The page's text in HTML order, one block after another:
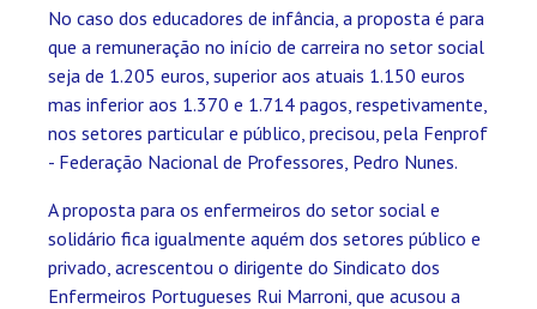
No caso dos educadores de infância, a proposta é para
que a remuneração no início de carreira no setor social
seja de 1.205 euros, superior aos atuais 1.150 euros
mas inferior aos 1.370 e 1.714 pagos, respetivamente,
nos setores particular e público, precisou, pela Fenprof
- Federação Nacional de Professores, Pedro Nunes.
A proposta para os enfermeiros do setor social e
solidário fica igualmente aquém dos setores público e
privado, acrescentou o dirigente do Sindicato dos
Enfermeiros Portugueses Rui Marroni, que acusou a